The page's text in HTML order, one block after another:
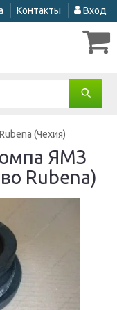
Контакты Вход
(Чехия)
ЯМЗ
Rubena)